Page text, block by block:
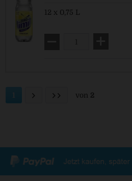
12 x 0,75 L
1 von 2